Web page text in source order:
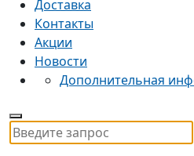
Доставка
Контакты
Акции
Новости
Дополнительная